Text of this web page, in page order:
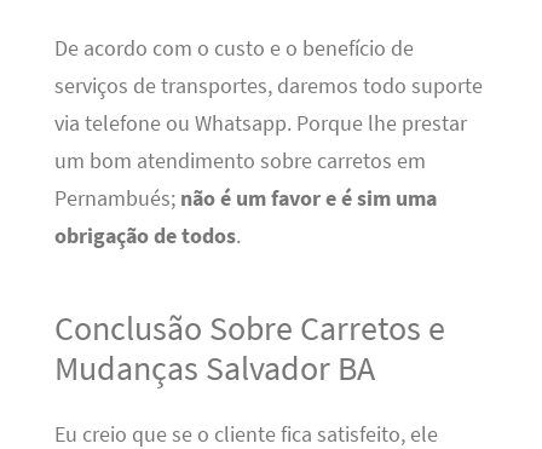
De acordo com o custo e o benefício de
serviços de transportes, daremos todo suporte
via telefone ou Whatsapp. Porque lhe prestar
um bom atendimento sobre carretos em
Pernambués; não é um favor e é sim uma
obrigação de todos.
Conclusão Sobre Carretos e
Mudanças Salvador BA
Eu creio que se o cliente fica satisfeito, ele